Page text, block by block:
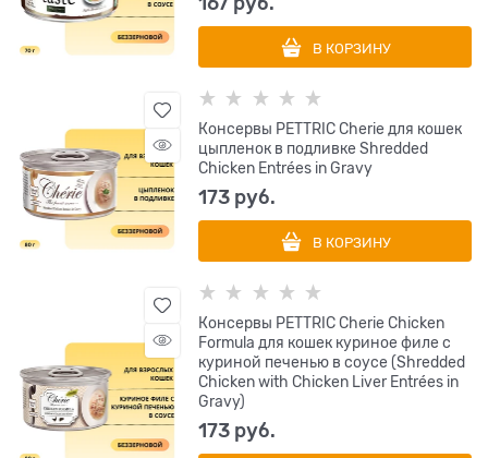
В КОРЗИНУ
Консервы PETTRIC Cherie для кошек
цыпленок в подливке Shredded
Chicken Entrées in Gravy
173 руб.
В КОРЗИНУ
Консервы PETTRIC Cherie Chicken
Formula для кошек куриное филе с
куриной печенью в соусе (Shredded
Chicken with Chicken Liver Entrées in
Gravy)
173 руб.